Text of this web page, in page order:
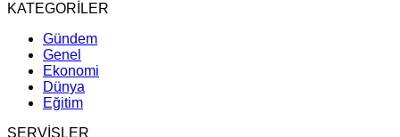
KATEGORİLER
Gündem
Genel
Ekonomi
Dünya
Eğitim
SERVİSLER